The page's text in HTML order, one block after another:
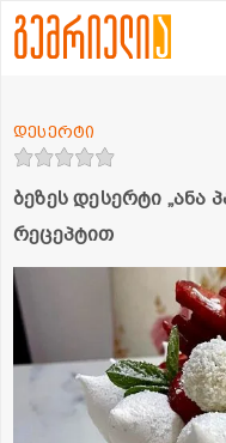
ბეზეს დესერტი „ანა
რეცეპტით
დესერტი